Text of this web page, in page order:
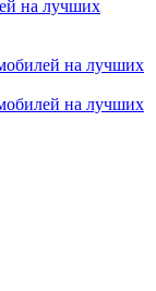
на лучших
на лучших
на лучших